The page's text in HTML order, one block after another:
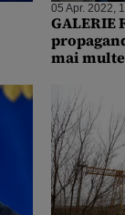
05 Apr. 2022,
GALERIE
mai